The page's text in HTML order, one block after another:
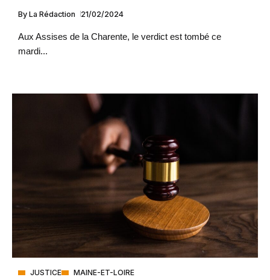
By La Rédaction 21/02/2024
Aux Assises de la Charente, le verdict est tombé ce
mardi...
JUSTICE MAINE-ET-LOIRE